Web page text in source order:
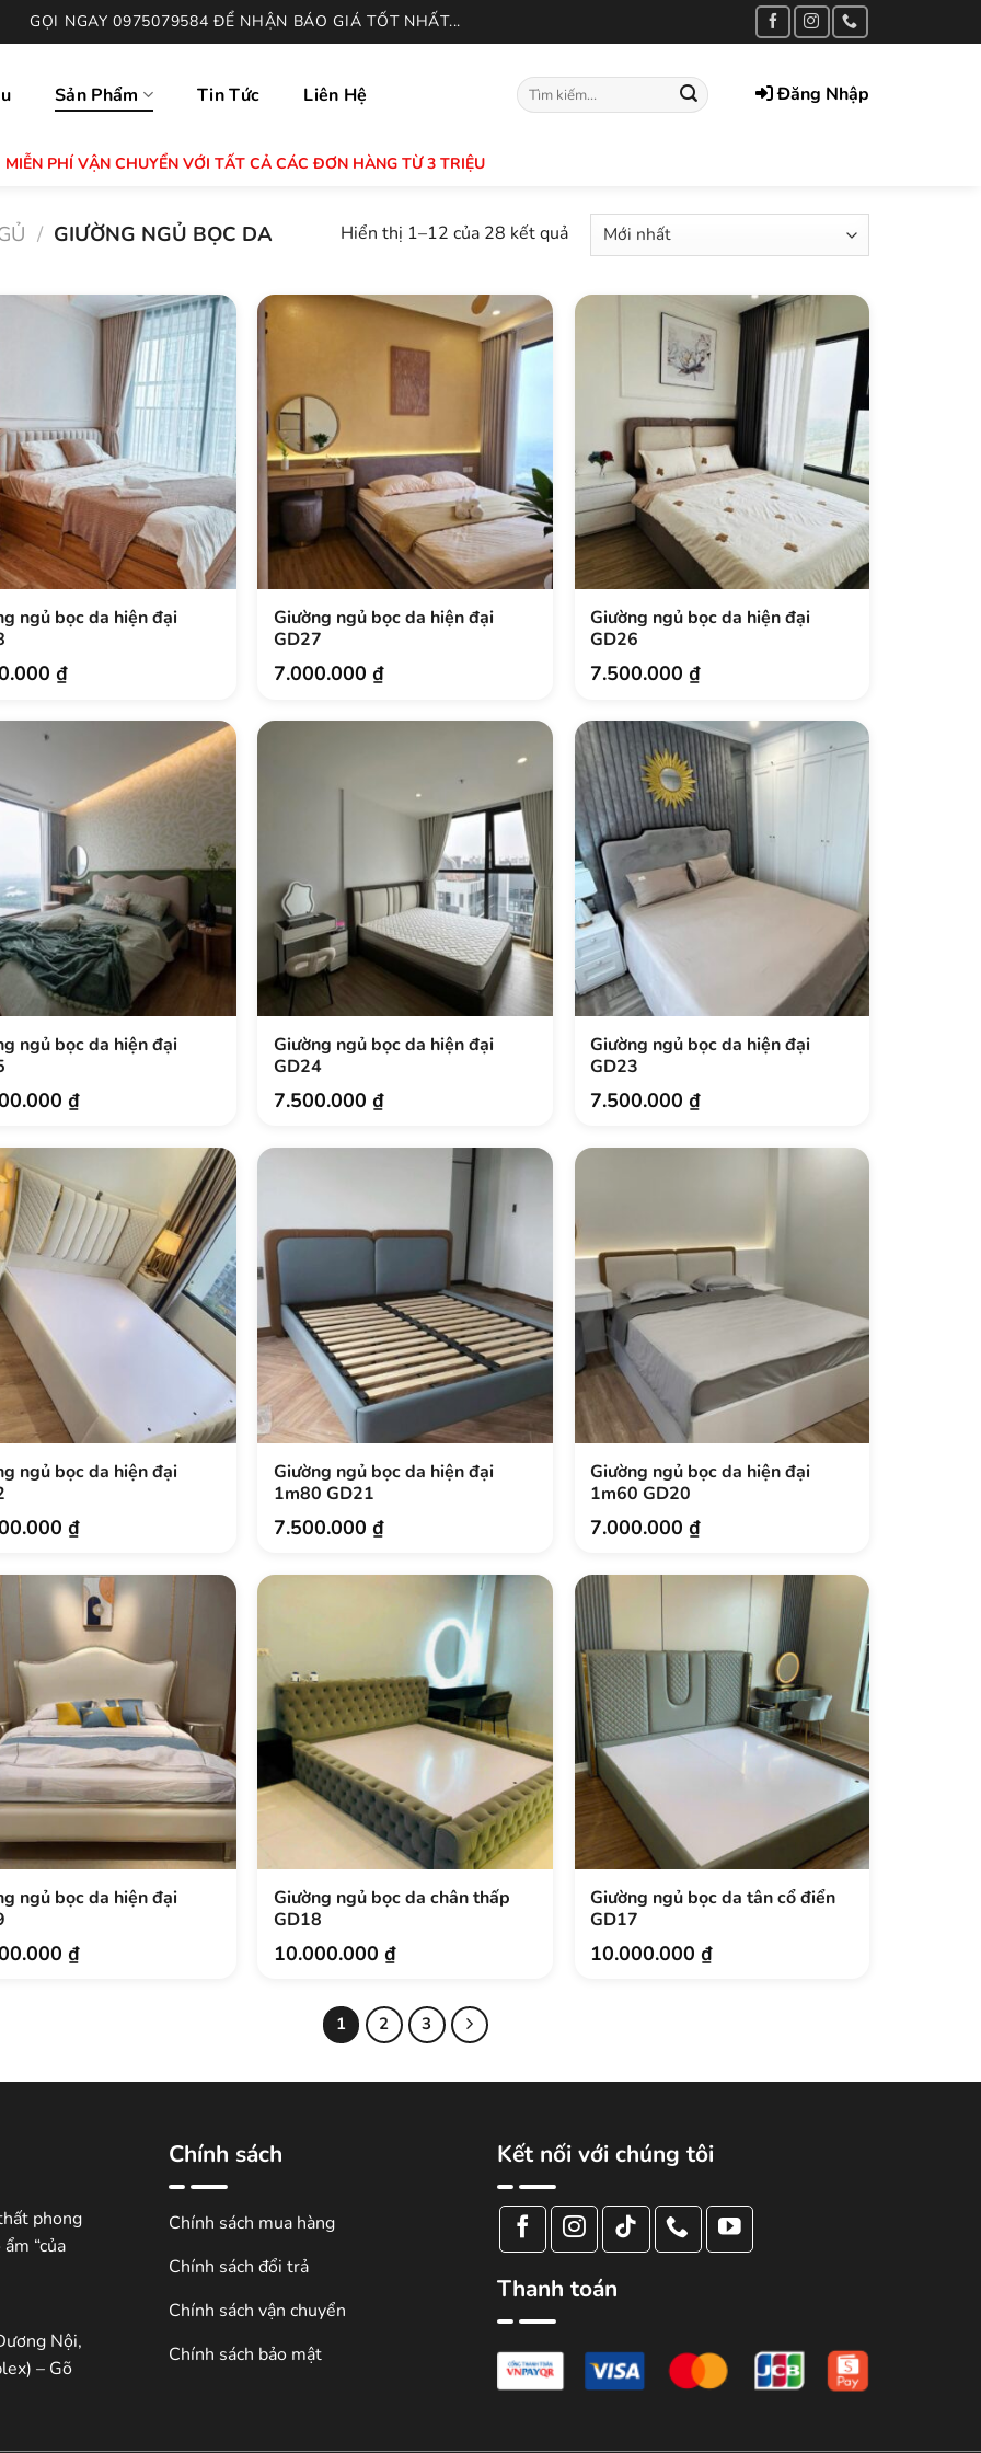
GỌI NGAY 0975079584 ĐỂ NHẬN BÁO GIÁ TỐT NHẤT...
Sản Phẩm Tin Tức Liên Hệ
Tìm
kiếm:
Đăng Nhập
MIỄN PHÍ VẬN CHUYỂN VỚI TẤT CẢ CÁC ĐƠN HÀNG TỪ 3 TRIỆU
/ GIƯỜNG NGỦ BỌC DA Hiển thị 1–12 của 28 kết quả
ngủ bọc da hiện đại
₫
Giường ngủ bọc da hiện đại
GD27
7.000.000 ₫
Giường ngủ bọc da hiện đại
GD26
7.500.000 ₫
ngủ bọc da hiện đại
₫
Giường ngủ bọc da hiện đại
GD24
7.500.000 ₫
Giường ngủ bọc da hiện đại
GD23
7.500.000 ₫
ngủ bọc da hiện đại
₫
Giường ngủ bọc da hiện đại
1m80 GD21
7.500.000 ₫
Giường ngủ bọc da hiện đại
1m60 GD20
7.000.000 ₫
ngủ bọc da hiện đại
₫
Giường ngủ bọc da chân thấp
GD18
10.000.000 ₫
Giường ngủ bọc da tân cổ điển
GD17
10.000.000 ₫
1 2 3
phong
“của
Nội,
– Gõ
Chính sách
Chính sách mua hàng
Chính sách đổi trả
Chính sách vận chuyển
Chính sách bảo mật
Kết nối với chúng tôi
Thanh toán